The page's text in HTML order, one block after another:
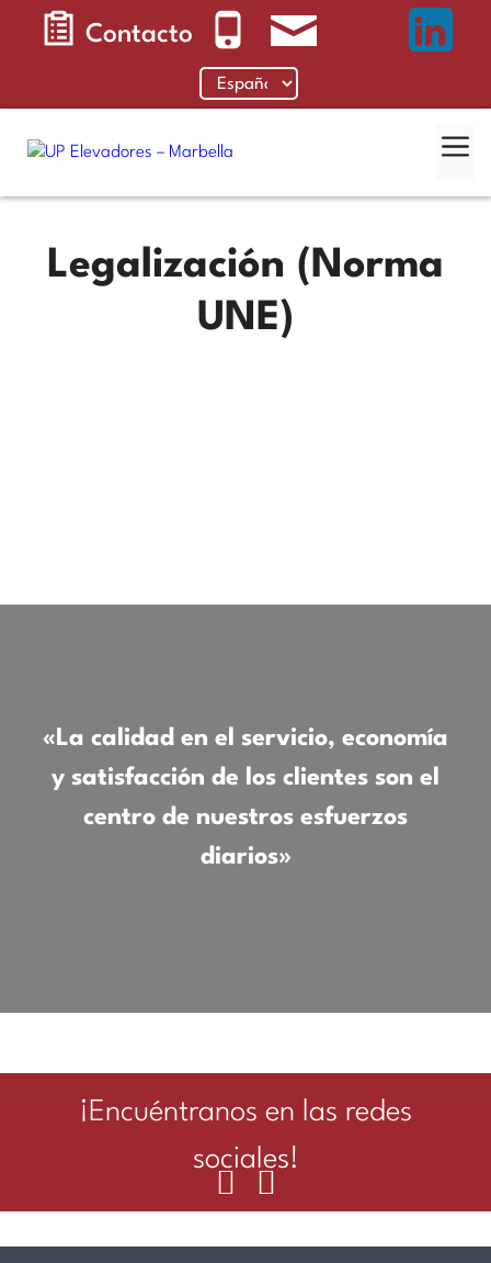
Contacto
Legalización (Norma
UNE)
«La calidad en el servicio, economía
y satisfacción de los clientes son el
centro de nuestros esfuerzos
diarios»
¡Encuéntranos en las redes
sociales!